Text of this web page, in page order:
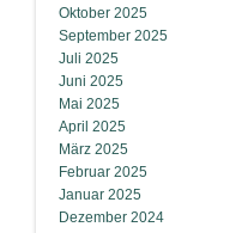
Oktober 2025
September 2025
Juli 2025
Juni 2025
Mai 2025
April 2025
März 2025
Februar 2025
Januar 2025
Dezember 2024